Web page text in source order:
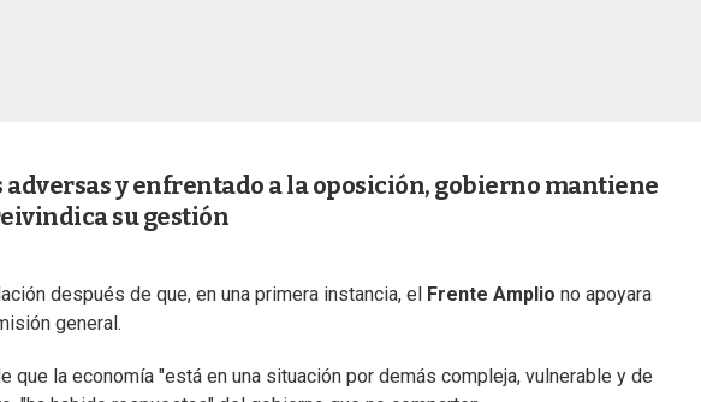
adversas y enfrentado a la oposición, gobierno mantiene
su gestión
después de que, en una primera instancia, el Frente Amplio no apoyara
general.
que la economía "está en una situación por demás compleja, vulnerable y de